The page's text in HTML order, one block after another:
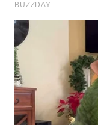
BORNEO
Wahana
Media
Group
WAHANA